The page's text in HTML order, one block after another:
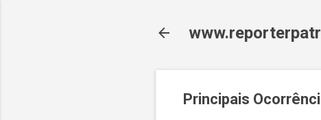
Principais